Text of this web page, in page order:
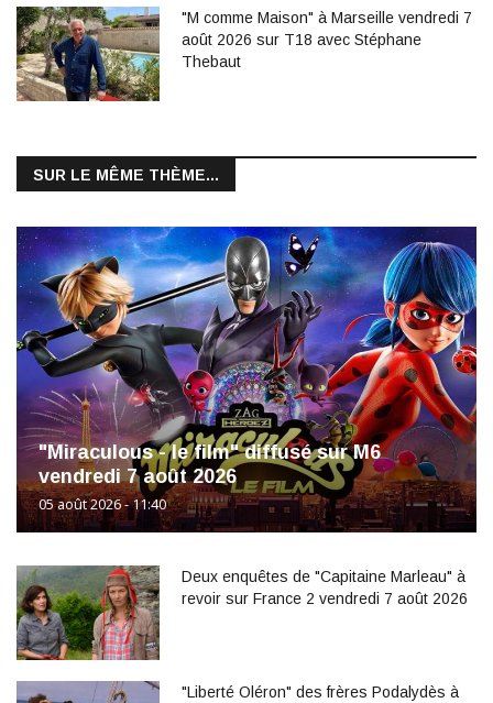
"M comme Maison" à Marseille vendredi 7
août 2026 sur T18 avec Stéphane
Thebaut
SUR LE MÊME THÈME...
"Miraculous - le film" diffusé sur M6
vendredi 7 août 2026
05 août 2026 - 11:40
Deux enquêtes de "Capitaine Marleau" à
revoir sur France 2 vendredi 7 août 2026
"Liberté Oléron" des frères Podalydès à